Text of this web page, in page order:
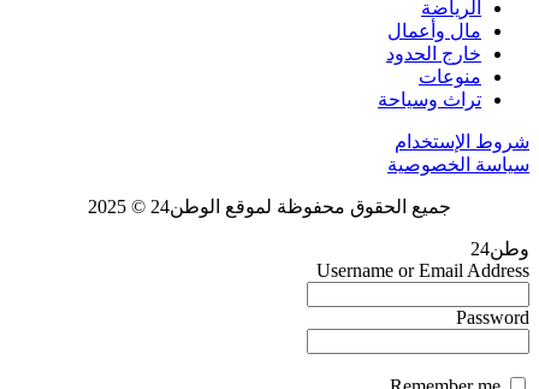
الرياضة
مال وأعمال
خارج الحدود
منوعات
تراث وسياحة
شروط الإستخدام
سياسة الخصوصية
جميع الحقوق محفوظة لموقع الوطن24 © 2025
وطن24
Username or Email Address
Password